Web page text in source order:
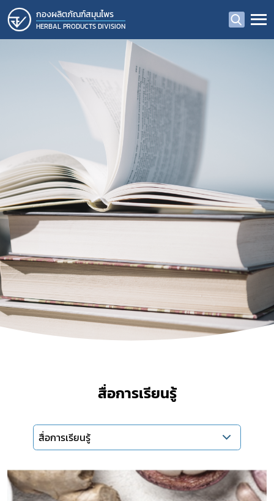
กองผลิตภัณฑ์สมุนไพร
HERBAL PRODUCTS DIVISION
สื่อการเรียนรู้
สื่อการเรียนรู้